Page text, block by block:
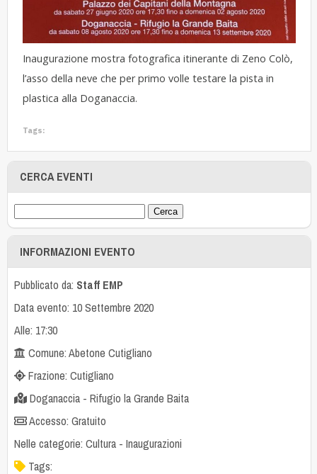
Inaugurazione mostra fotografica itinerante di Zeno Colò,
l’asso della neve che per primo volle testare la pista in
plastica alla Doganaccia.
Tags:
CERCA EVENTI
INFORMAZIONI EVENTO
Pubblicato da: Staff EMP
Data evento: 10 Settembre 2020
Alle: 17:30
Comune: Abetone Cutigliano
Frazione: Cutigliano
Doganaccia - Rifugio la Grande Baita
Accesso: Gratuito
Nelle categorie: Cultura- Inaugurazioni
Tags: